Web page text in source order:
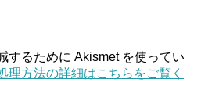
するために Akismet を使ってい
理方法の詳細はこちらをご覧く